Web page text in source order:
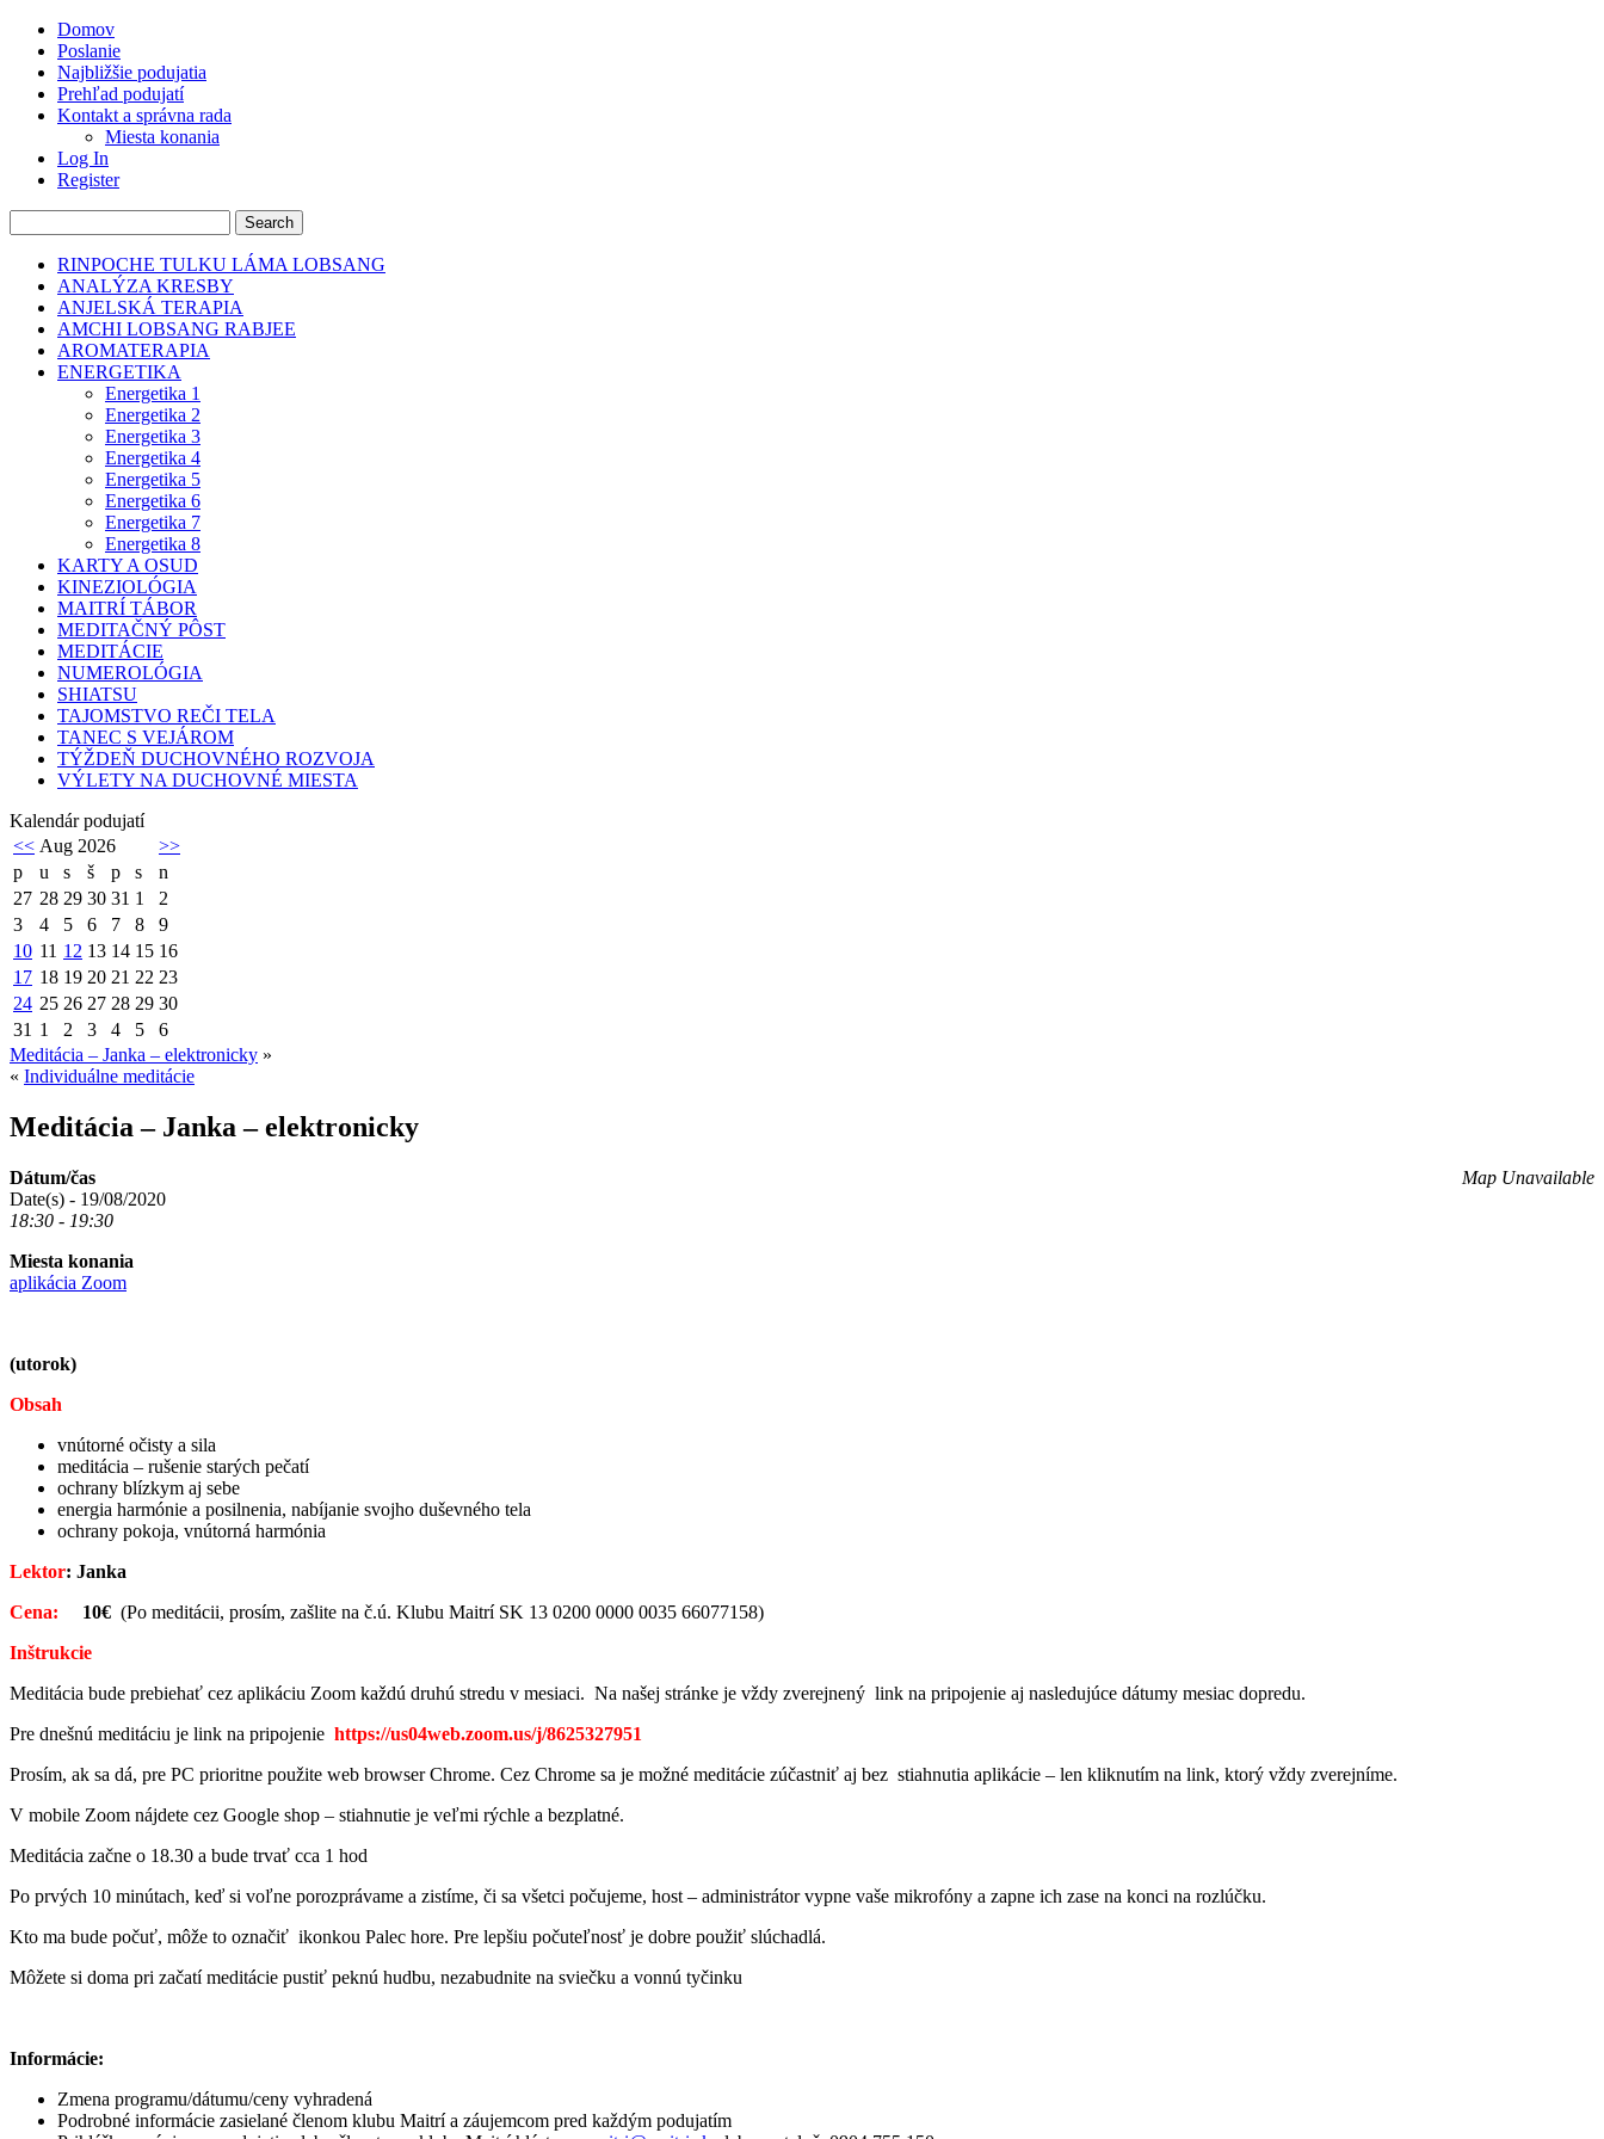
Domov
Poslanie
Najbližšie podujatia
Prehľad podujatí
Kontakt a správna rada
Miesta konania
Log In
Register
RINPOCHE TULKU LÁMA LOBSANG
ANALÝZA KRESBY
ANJELSKÁ TERAPIA
AMCHI LOBSANG RABJEE
AROMATERAPIA
ENERGETIKA
Energetika 1
Energetika 2
Energetika 3
Energetika 4
Energetika 5
Energetika 6
Energetika 7
Energetika 8
KARTY A OSUD
KINEZIOLÓGIA
MAITRÍ TÁBOR
MEDITAČNÝ PÔST
MEDITÁCIE
NUMEROLÓGIA
SHIATSU
TAJOMSTVO REČI TELA
TANEC S VEJÁROM
TÝŽDEŇ DUCHOVNÉHO ROZVOJA
VÝLETY NA DUCHOVNÉ MIESTA
Kalendár podujatí
<< Aug 2026
>>
p
u s š p s
n
27 28 29 30 31 1
2
3
4 5 6 7 8
9
10 11 12 13 14 15 16
17 18 19 20 21 22 23
24 25 26 27 28 29 30
31 1 2 3 4 5
6
Meditácia – Janka – elektronicky »
« Individuálne meditácie
Meditácia – Janka – elektronicky
Map Unavailable
Dátum/čas
Date(s) - 19/08/2020
18:30 - 19:30
Miesta konania
aplikácia Zoom
(utorok)
Obsah
vnútorné očisty a sila
meditácia – rušenie starých pečatí
ochrany blízkym aj sebe
energia harmónie a posilnenia, nabíjanie svojho duševného tela
ochrany pokoja, vnútorná harmónia
Lektor: Janka
Cena: 10€ (Po meditácii, prosím, zašlite na č.ú. Klubu Maitrí SK 13 0200 0000 0035 66077158)
Inštrukcie
Meditácia bude prebiehať cez aplikáciu Zoom každú druhú stredu v mesiaci. Na našej stránke je vždy zverejnený link na pripojenie aj nasledujúce dátumy mesiac dopredu.
Pre dnešnú meditáciu je link na pripojenie https://us04web.zoom.us/j/8625327951
Prosím, ak sa dá, pre PC prioritne použite web browser Chrome. Cez Chrome sa je možné meditácie zúčastniť aj bez stiahnutia aplikácie – len kliknutím na link, ktorý vždy zverejníme.
V mobile Zoom nájdete cez Google shop – stiahnutie je veľmi rýchle a bezplatné.
Meditácia začne o 18.30 a bude trvať cca 1 hod
Po prvých 10 minútach, keď si voľne porozprávame a zistíme, či sa všetci počujeme, host – administrátor vypne vaše mikrofóny a zapne ich zase na konci na rozlúčku.
Kto ma bude počuť, môže to označiť ikonkou Palec hore. Pre lepšiu počuteľnosť je dobre použiť slúchadlá.
Môžete si doma pri začatí meditácie pustiť peknú hudbu, nezabudnite na sviečku a vonnú tyčinku
Informácie:
Zmena programu/dátumu/ceny vyhradená
Podrobné informácie zasielané členom klubu Maitrí a záujemcom pred každým podujatím